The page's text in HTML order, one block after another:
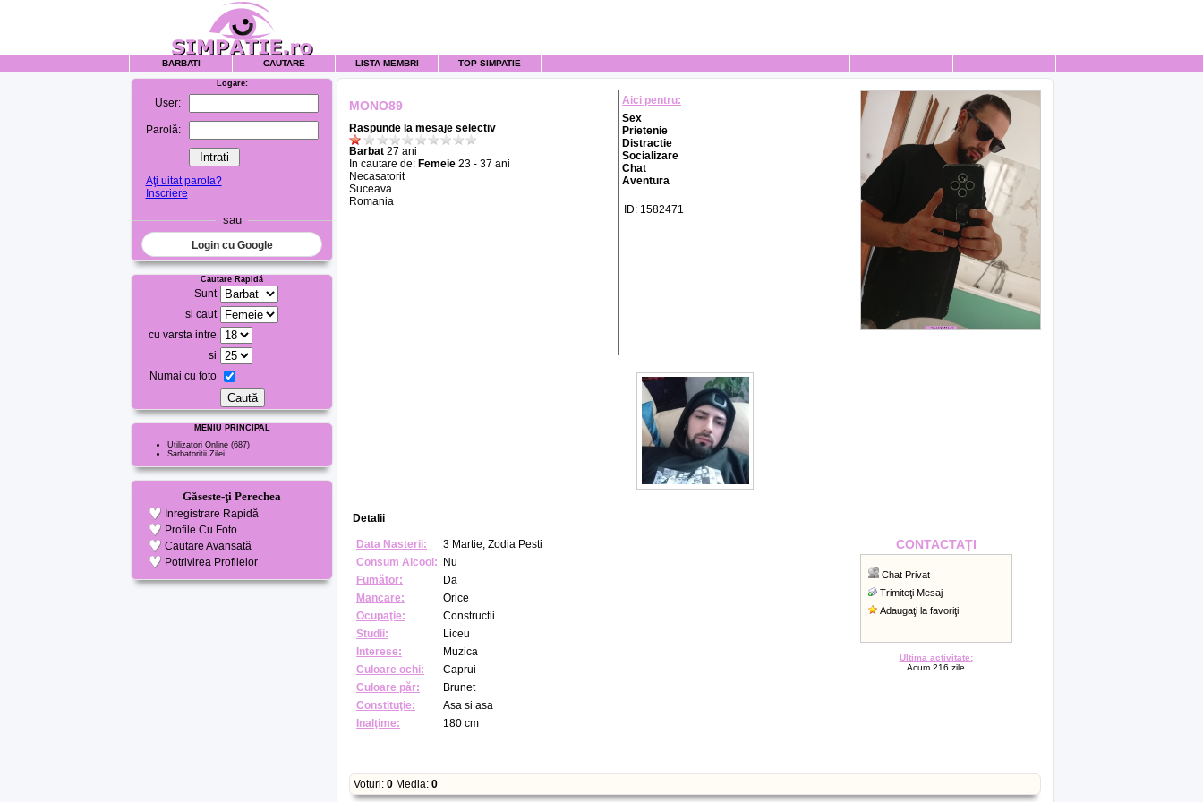
BARBATI CAUTARE LISTA MEMBRI TOP SIMPATIE
Logare:
User:
Parolă:
Aţi uitat parola?
Inscriere
sau
Login cu Google
Cautare Rapidă
Sunt
si caut
cu varsta intre
si
Numai cu foto
MENIU PRINCIPAL
Utilizatori Online (687)
Sarbatoritii Zilei
Găseste-ţi Perechea
Inregistrare Rapidă
Profile Cu Foto
Cautare Avansată
Potrivirea Profilelor
MONO89
Raspunde la mesaje selectiv
Barbat 27 ani
In cautare de: Femeie 23 - 37 ani
Necasatorit
Suceava
Romania
Aici pentru:
Sex
Prietenie
Distractie
Socializare
Chat
Aventura
ID: 1582471
Detalii
Data Nasterii:
3 Martie, Zodia Pesti
Consum Alcool:
Nu
Fumător:
Da
Mancare:
Orice
Ocupaţie:
Constructii
Studii:
Liceu
Interese:
Muzica
Culoare ochi:
Caprui
Culoare păr:
Brunet
Constituţie:
Asa si asa
Inalţime:
180 cm
CONTACTAŢI
Chat Privat
Trimiteţi Mesaj
Adaugaţi la favoriţi
Ultima activitate:
Acum 216 zile
Voturi: 0 Media: 0